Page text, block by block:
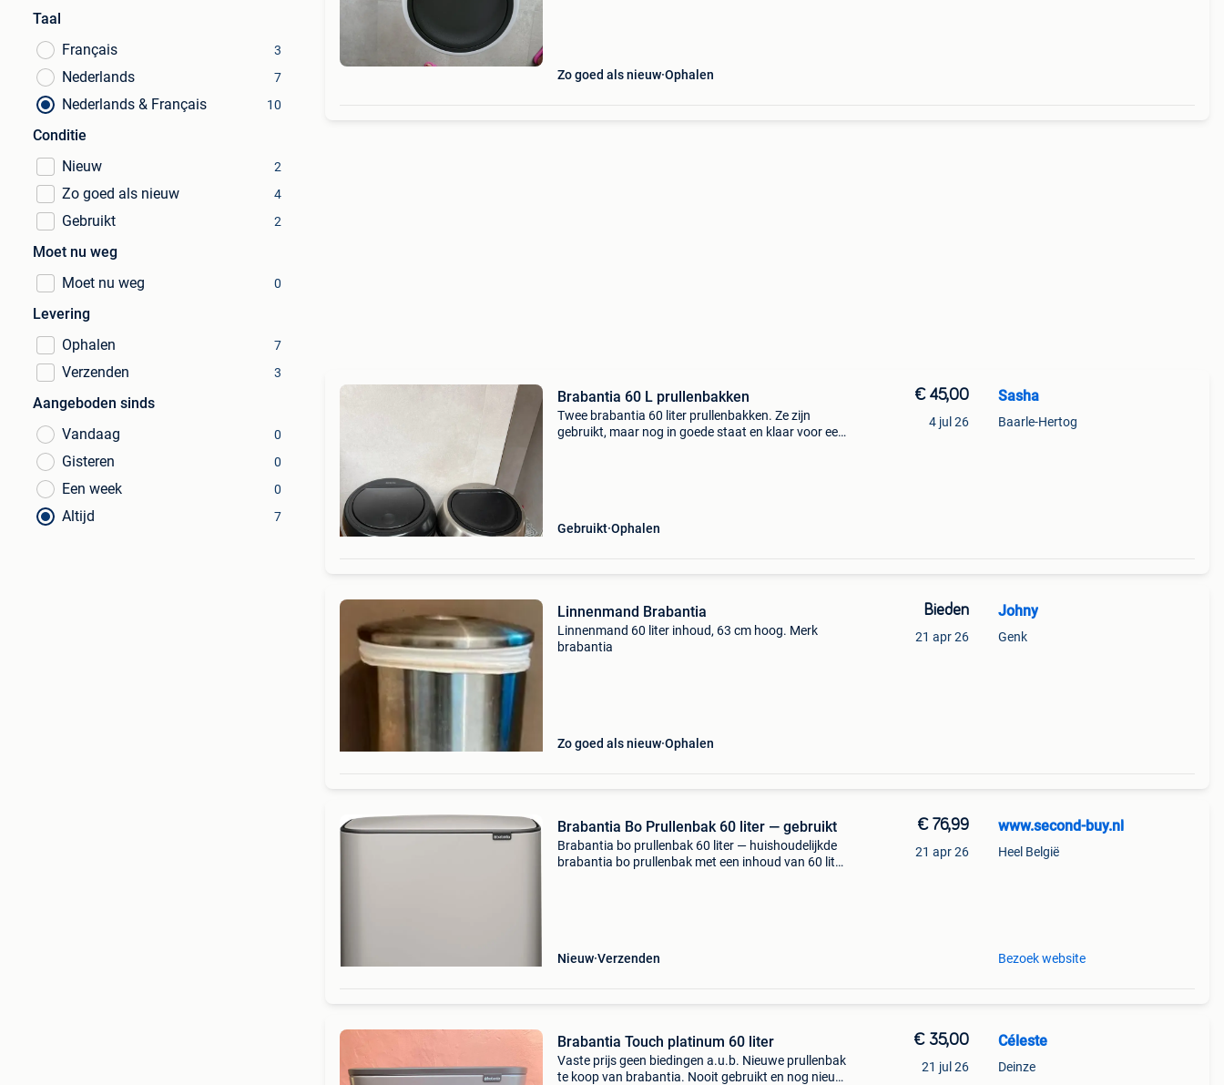
Taal
Français
3
Nederlands 7
Nederlands & Français 10
Conditie
Nieuw
2
Zo goed als nieuw 4
Gebruikt 2
Moet nu weg
Moet nu weg
0
Levering
Ophalen
7
Verzenden 3
Aangeboden sinds
Vandaag
0
Gisteren 0
Een week 0
Altijd 7
Zo goed als nieuw Ophalen
Brabantia 60 L prullenbakken
Twee brabantia 60 liter prullenbakken. Ze zijn
gebruikt, maar nog in goede staat en klaar voor een
Gebruikt Ophalen
€ 45,00
4 jul 26
Sasha
Baarle-Hertog
Linnenmand Brabantia
Linnenmand 60 liter inhoud, 63 cm hoog. Merk
brabantia
Zo goed als nieuw Ophalen
Bieden
21 apr 26
Johny
Genk
Brabantia Bo Prullenbak 60 liter — gebruikt
Brabantia bo prullenbak 60 liter — huishoudelijkde
brabantia bo prullenbak met een inhoud van 60 liter
Nieuw Verzenden
€ 76,99
21 apr 26
www.second-buy.nl
Heel België
Bezoek website
Brabantia Touch platinum 60 liter
Vaste prijs geen biedingen a.u.b. Nieuwe prullenbak
te koop van brabantia. Nooit gebruikt en nog nieuw
€ 35,00
21 jul 26
Céleste
Deinze